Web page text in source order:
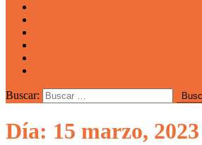
Buscar:
Día: 15 marzo, 2023